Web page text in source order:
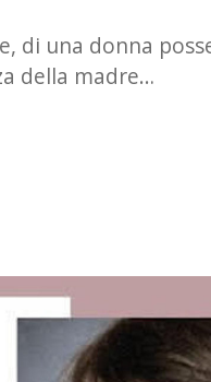
di una donna
della madre…